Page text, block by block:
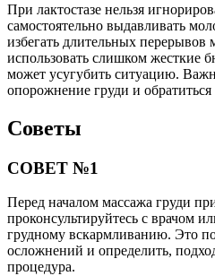
При лактостазе нельзя
самостоятельно выдавливать
избегать длительных
использовать слишком жесткие
может усугубить ситуацию.
опорожнение груди и
Советы
СОВЕТ №1
Перед началом массажа груди
проконсультируйтесь с врачом
грудному вскармливанию. Это
осложнений и определить,
процедура.